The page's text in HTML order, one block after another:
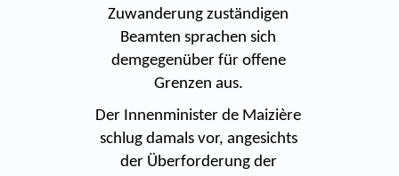
Zuwanderung zuständigen
Beamten sprachen sich
demgegenüber für offene
Grenzen aus.
Der Innenminister de Maizière
schlug damals vor, angesichts
der Überforderung der